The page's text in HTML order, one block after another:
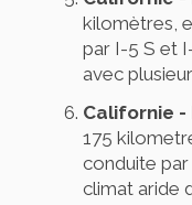
kilomètres,
par I-5 S et
avec
Californie -
175
conduite
climat aride